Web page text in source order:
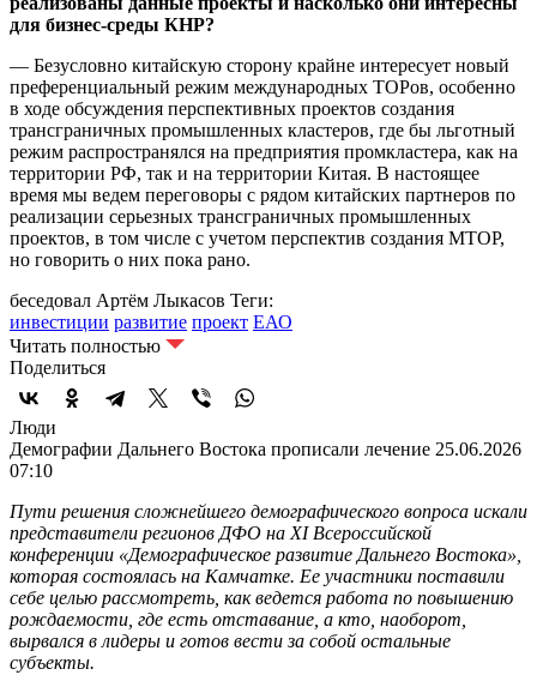
для бизнес-среды КНР?
— Безусловно китайскую сторону крайне интересует новый
преференциальный режим международных ТОРов, особенно
в ходе обсуждения перспективных проектов создания
трансграничных промышленных кластеров, где бы льготный
режим распространялся на предприятия промкластера, как на
территории РФ, так и на территории Китая. В настоящее
время мы ведем переговоры с рядом китайских партнеров по
реализации серьезных трансграничных промышленных
проектов, в том числе с учетом перспектив создания МТОР,
но говорить о них пока рано.
беседовал Артём Лыкасов Теги:
инвестиции развитие проект ЕАО
Читать полностью
Поделиться
Люди
Демографии Дальнего Востока прописали лечение 25.06.2026
07:10
Пути решения сложнейшего демографического вопроса искали
представители регионов ДФО на ХI Всероссийской
конференции «Демографическое развитие Дальнего Востока»,
которая состоялась на Камчатке. Ее участники поставили
себе целью рассмотреть, как ведется работа по повышению
рождаемости, где есть отставание, а кто, наоборот,
вырвался в лидеры и готов вести за собой остальные
субъекты.